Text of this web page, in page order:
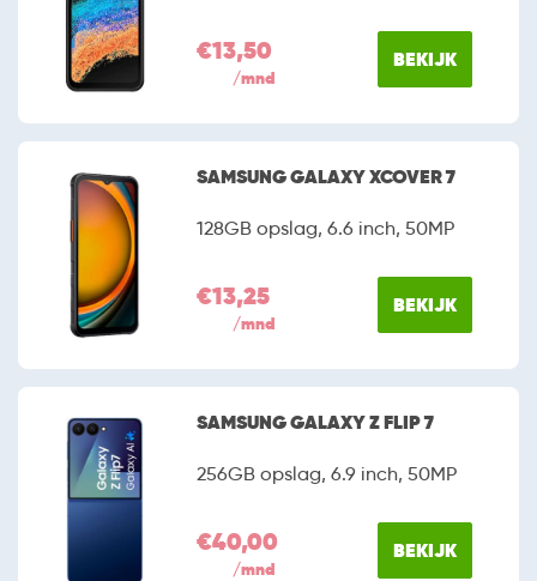
€13,50
/mnd
BEKIJK
SAMSUNG GALAXY XCOVER 7
128GB opslag, 6.6 inch, 50MP
€13,25
/mnd
BEKIJK
SAMSUNG GALAXY Z FLIP 7
256GB opslag, 6.9 inch, 50MP
€40,00
/mnd
BEKIJK